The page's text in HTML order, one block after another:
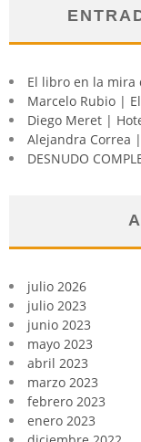
El libro en la mira
Marcelo Rubio |
Diego Meret |
Alejandra Correa
DESNUDO
julio 2026
julio 2023
junio 2023
mayo 2023
abril 2023
marzo 2023
febrero 2023
enero 2023